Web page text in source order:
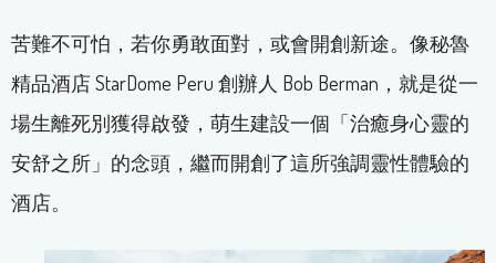
苦難不可怕，若你勇敢面對，或會開創新途。像秘魯
精品酒店 StarDome Peru 創辦人 Bob Berman，就是從一
場生離死別獲得啟發，萌生建設一個「治癒身心靈的
安舒之所」的念頭，繼而開創了這所強調靈性體驗的
酒店。